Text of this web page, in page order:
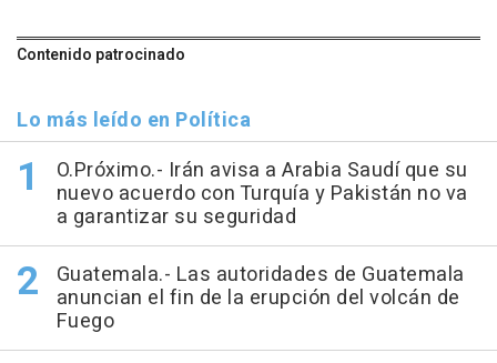
Contenido patrocinado
Lo más leído en Política
O.Próximo.- Irán avisa a Arabia Saudí que su
nuevo acuerdo con Turquía y Pakistán no va
a garantizar su seguridad
Guatemala.- Las autoridades de Guatemala
anuncian el fin de la erupción del volcán de
Fuego